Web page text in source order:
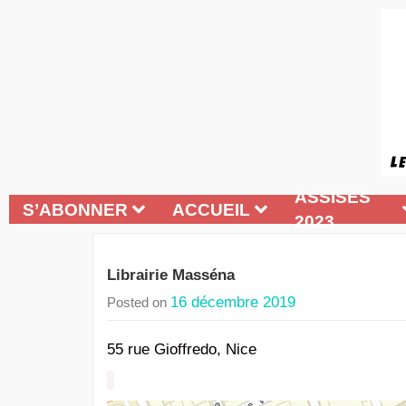
S’ABONNER ACCUEIL
ASSISES
2023
Librairie Masséna
Posted on 16 décembre 2019
55 rue Gioffredo, Nice